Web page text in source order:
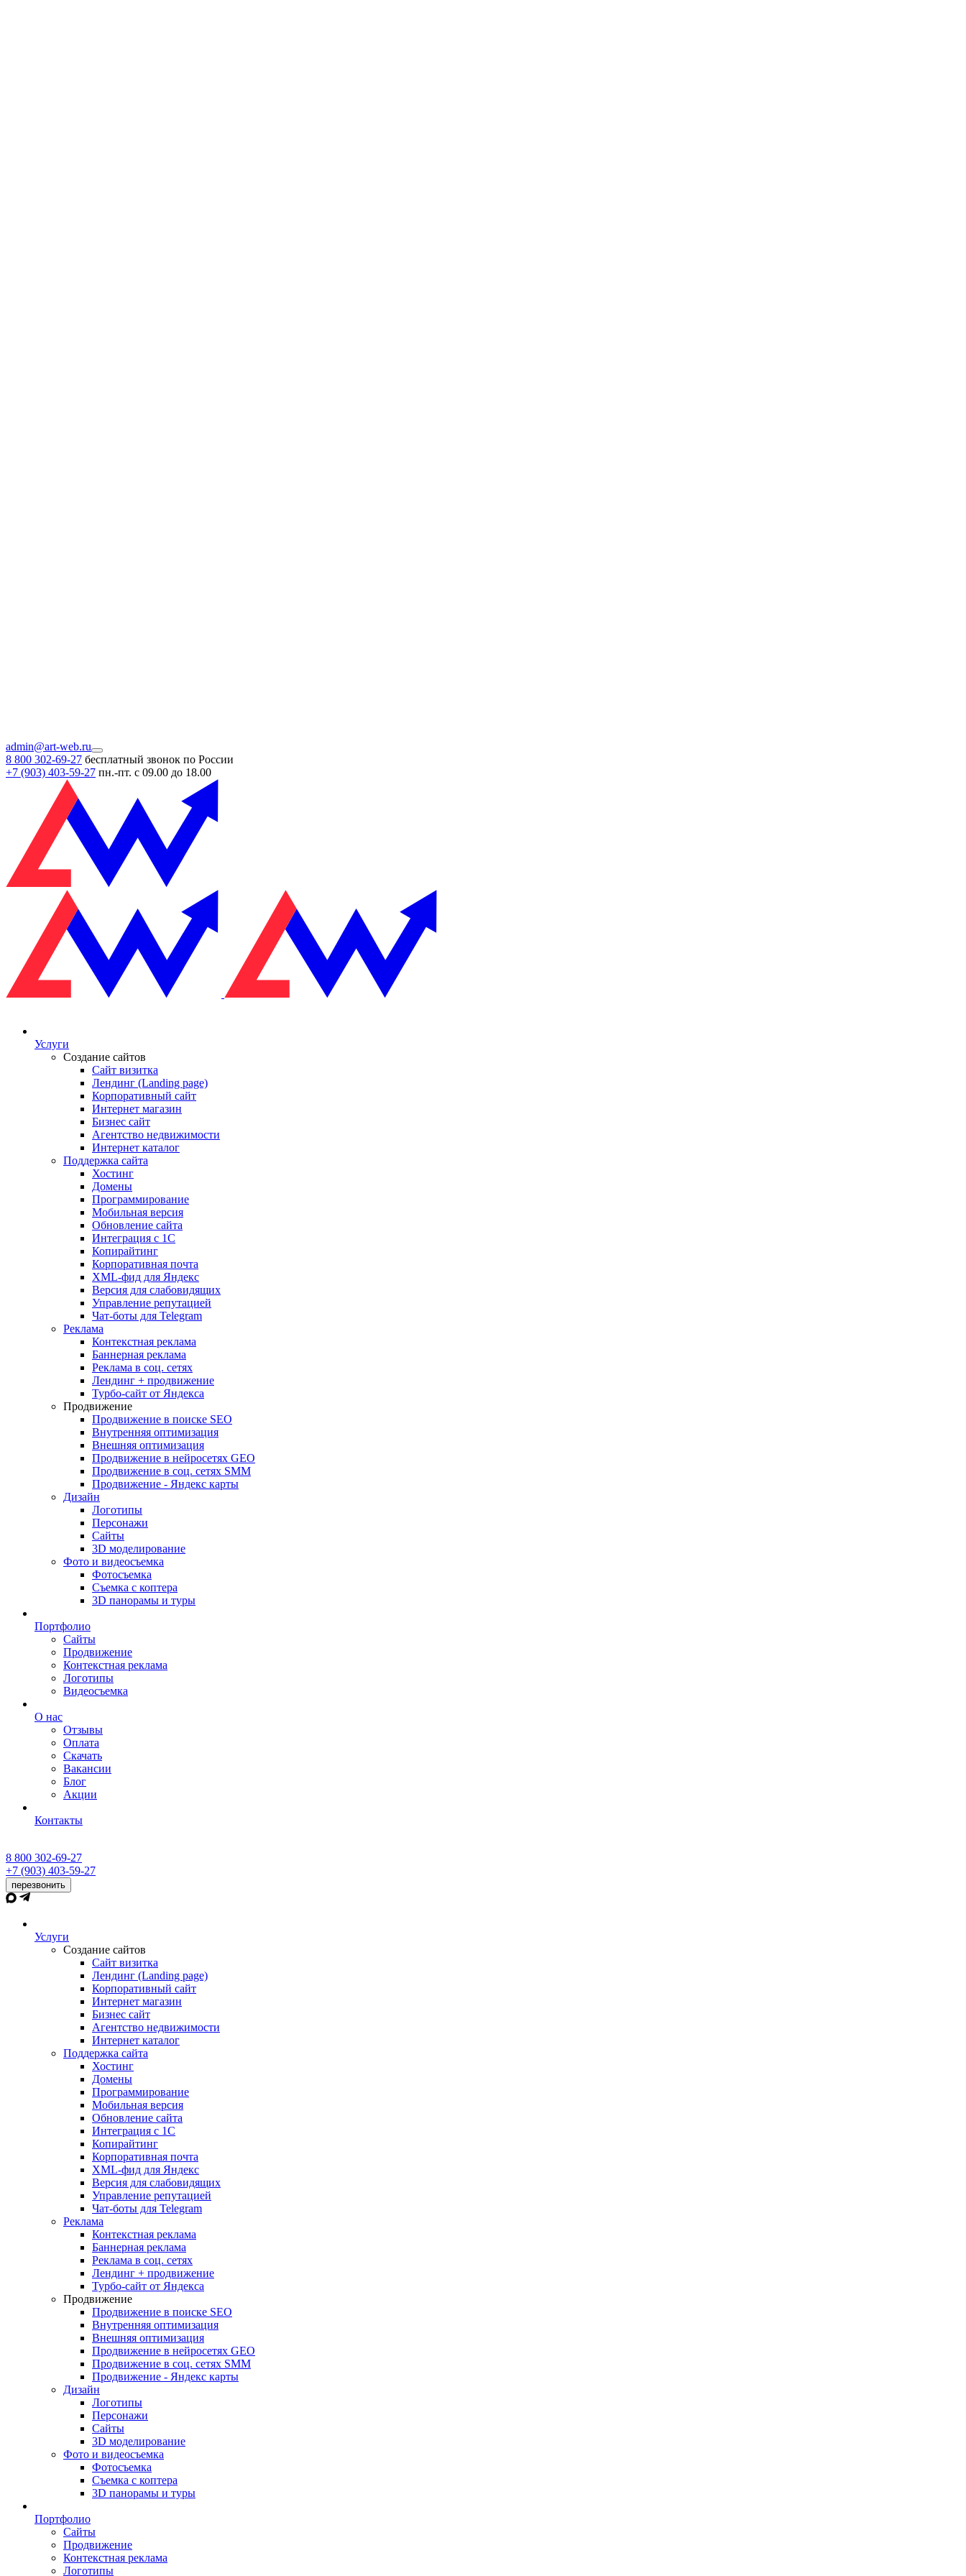
admin@art-web.ru
8 800 302-69-27 бесплатный звонок по России
+7 (903) 403-59-27 пн.-пт. с 09.00 до 18.00
Услуги
Создание сайтов
Сайт визитка
Лендинг (Landing page)
Корпоративный сайт
Интернет магазин
Бизнес сайт
Агентство недвижимости
Интернет каталог
Поддержка сайта
Хостинг
Домены
Программирование
Мобильная версия
Обновление сайта
Интеграция с 1С
Копирайтинг
Корпоративная почта
XML-фид для Яндекс
Версия для слабовидящих
Управление репутацией
Чат-боты для Telegram
Реклама
Контекстная реклама
Баннерная реклама
Реклама в соц. сетях
Лендинг + продвижение
Турбо-сайт от Яндекса
Продвижение
Продвижение в поиске SEO
Внутренняя оптимизация
Внешняя оптимизация
Продвижение в нейросетях GEO
Продвижение в соц. сетях SMM
Продвижение - Яндекс карты
Дизайн
Логотипы
Персонажи
Сайты
3D моделирование
Фото и видеосъемка
Фотосъемка
Съемка с коптера
3D панорамы и туры
Портфолио
Сайты
Продвижение
Контекстная реклама
Логотипы
Видеосъемка
О нас
Отзывы
Оплата
Скачать
Вакансии
Блог
Акции
Контакты
8 800 302-69-27
+7 (903) 403-59-27
перезвонить
Услуги
Создание сайтов
Сайт визитка
Лендинг (Landing page)
Корпоративный сайт
Интернет магазин
Бизнес сайт
Агентство недвижимости
Интернет каталог
Поддержка сайта
Хостинг
Домены
Программирование
Мобильная версия
Обновление сайта
Интеграция с 1С
Копирайтинг
Корпоративная почта
XML-фид для Яндекс
Версия для слабовидящих
Управление репутацией
Чат-боты для Telegram
Реклама
Контекстная реклама
Баннерная реклама
Реклама в соц. сетях
Лендинг + продвижение
Турбо-сайт от Яндекса
Продвижение
Продвижение в поиске SEO
Внутренняя оптимизация
Внешняя оптимизация
Продвижение в нейросетях GEO
Продвижение в соц. сетях SMM
Продвижение - Яндекс карты
Дизайн
Логотипы
Персонажи
Сайты
3D моделирование
Фото и видеосъемка
Фотосъемка
Съемка с коптера
3D панорамы и туры
Портфолио
Сайты
Продвижение
Контекстная реклама
Логотипы